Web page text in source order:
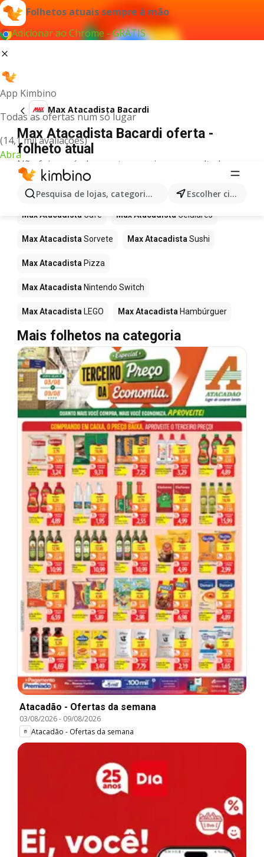
Folhetos atuais sempre à mão
Adicionar ao Chrome - GRÁTIS
App Kimbino
Todas as ofertas num só lugar
(14,1 mil avaliações)
Abra
Pesquisa de lojas, categorias,produtos... Escolher cidade
Max Atacadista Bacardi
Max Atacadista Bacardi oferta -
folheto atual
Não foi possível encontrar quaisquer resultados
para este termo.
Mais produtos em Max Atacadista
Max Atacadista Café Max Atacadista Celulares
Max Atacadista Sorvete Max Atacadista Sushi
Max Atacadista Pizza
Max Atacadista Nintendo Switch
Max Atacadista LEGO Max Atacadista Hambúrguer
Mais folhetos na categoria
Atacadão - Ofertas da semana
03/08/2026- 09/08/2026
Atacadão - Ofertas da semana